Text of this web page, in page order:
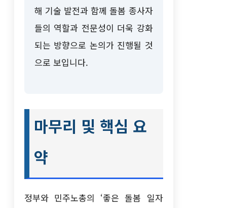
해 기술 발전과 함께 돌봄 종사자
들의 역할과 전문성이 더욱 강화
되는 방향으로 논의가 진행될 것
으로 보입니다.
마무리 및 핵심 요
약
정부와 민주노총의 ‘좋은 돌봄 일자